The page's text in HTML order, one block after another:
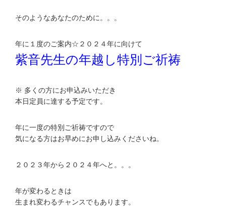
そのようなあなたのために。。。
年に１度のご案内☆２０２４年に向けて
紫音先生の年越し特別ご祈祷
※ 多くの方にお申込みいただき
本日定員に達する予定です。
年に一度の特別ご祈祷ですので
気になる方はお早めにお申し込みくださいね。
２０２３年から２０２４年へと。。。
年が変わるときは
生まれ変わるチャンスでもあります。